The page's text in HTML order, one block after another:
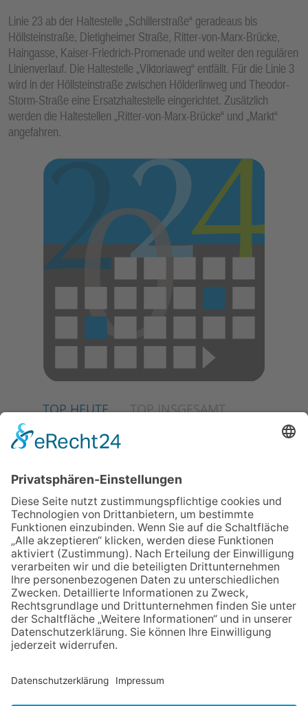
Linie 23 ab der Haltestelle „Schillerstraße“ geradeaus bis
Höllsteinstraße, Dietigheimer Straße, Ritter-von-Marx-Brücke,
Haingasse, Kaiser-Friedrich-Promenade und weiter den regulären
Linienverlauf. Die Haltestelle „Viktoriaweg“ entfällt. Für die Linie 3
wird in der Höllsteinstraße zwischen Hölderlinweg und Theodor-
Storm-Straße eine Ersatzhaltestelle eingerichtet. Zusätzlich
werden die Haltestellen „Ritter-von-Marx-Brücke“ und „Markt“
angefahren.
TOP HEUTE TOP INSGESAMT
02.07.2026
04.06.2026
Junge Musiker erringen Sieg
beim Mendelssohn-
Wettbewerb
23.07.2026
Partnerschaftsverein
Kronberg-Aberystwyth feiert
30-Jähriges
13.05.2026
GEWINNSPIEL
06.08.2026
„Die Globale Märchenstraße“:
Workshopreihe in der
Stadtbücherei